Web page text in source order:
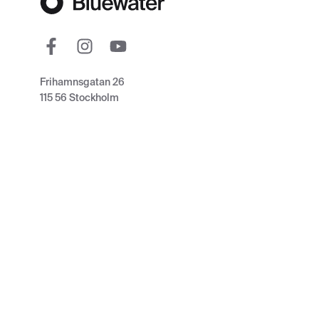
Frihamnsgatan 26
115 56 Stockholm